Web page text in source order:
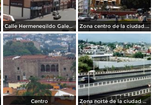
Calle Hermenegildo Galeana, zona centro. Septiembre/2015 Zona centro de la ciudad. Septiembre/2015
Centro Zona norte de la ciudad de Cuernavaca desde la autopista a México. 2006